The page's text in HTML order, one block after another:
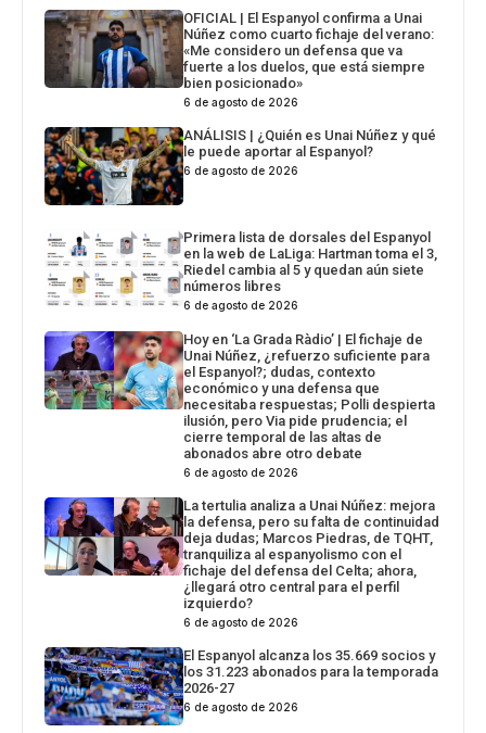
OFICIAL | El Espanyol confirma a Unai
Núñez como cuarto fichaje del verano:
«Me considero un defensa que va
fuerte a los duelos, que está siempre
bien posicionado»
6 de agosto de 2026
ANÁLISIS | ¿Quién es Unai Núñez y qué
le puede aportar al Espanyol?
6 de agosto de 2026
Primera lista de dorsales del Espanyol
en la web de LaLiga: Hartman toma el 3,
Riedel cambia al 5 y quedan aún siete
números libres
6 de agosto de 2026
Hoy en ‘La Grada Ràdio’ | El fichaje de
Unai Núñez, ¿refuerzo suficiente para
el Espanyol?; dudas, contexto
económico y una defensa que
necesitaba respuestas; Polli despierta
ilusión, pero Via pide prudencia; el
cierre temporal de las altas de
abonados abre otro debate
6 de agosto de 2026
La tertulia analiza a Unai Núñez: mejora
la defensa, pero su falta de continuidad
deja dudas; Marcos Piedras, de TQHT,
tranquiliza al espanyolismo con el
fichaje del defensa del Celta; ahora,
¿llegará otro central para el perfil
izquierdo?
6 de agosto de 2026
El Espanyol alcanza los 35.669 socios y
los 31.223 abonados para la temporada
2026-27
6 de agosto de 2026